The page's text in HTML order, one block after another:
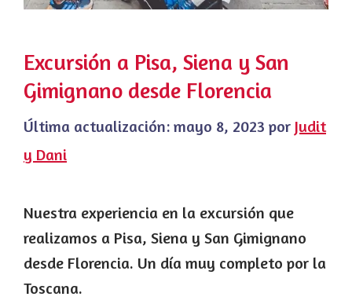
Excursión a Pisa, Siena y San
Gimignano desde Florencia
Última actualización: mayo 8, 2023 por Judit
y Dani
Nuestra experiencia en la excursión que
realizamos a Pisa, Siena y San Gimignano
desde Florencia. Un día muy completo por la
Toscana.